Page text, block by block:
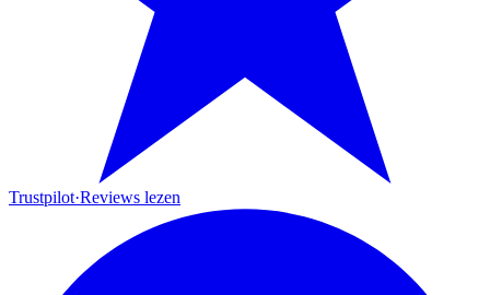
Trustpilot·Reviews lezen